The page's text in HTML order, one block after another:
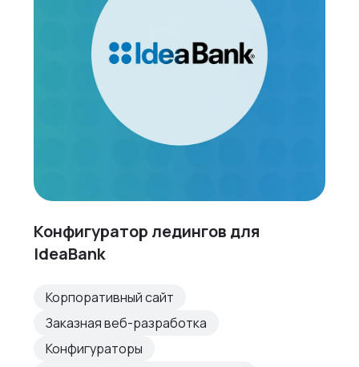
Конфигуратор ледингов для
IdeaBank
Корпоративный сайт
Заказная веб-разработка
Конфигураторы